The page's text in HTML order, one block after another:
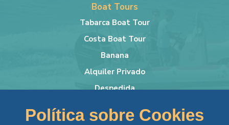
Política sobre Cookies
Boat Tours
Tabarca Boat Tour
Costa Boat Tour
Banana
Alquiler Privado
Despedida
Lancha